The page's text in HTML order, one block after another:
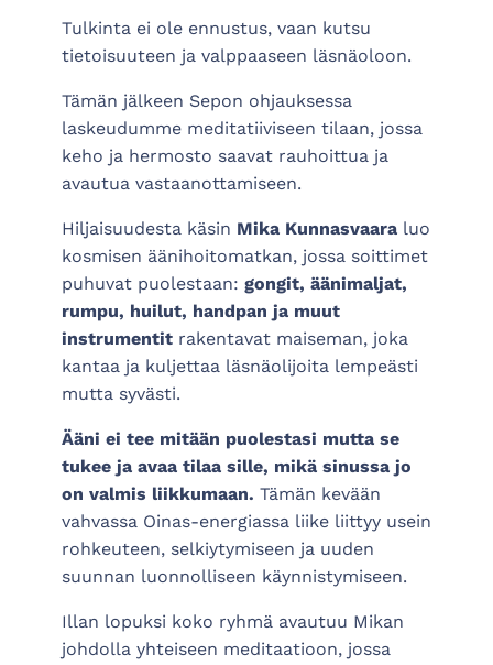
Tulkinta ei ole ennustus, vaan kutsu
tietoisuuteen ja valppaaseen läsnäoloon.
Tämän jälkeen Sepon ohjauksessa
laskeudumme meditatiiviseen tilaan, jossa
keho ja hermosto saavat rauhoittua ja
avautua vastaanottamiseen.
Hiljaisuudesta käsin Mika Kunnasvaara luo
kosmisen äänihoitomatkan, jossa soittimet
puhuvat puolestaan: gongit, äänimaljat,
rumpu, huilut, handpan ja muut
instrumentit rakentavat maiseman, joka
kantaa ja kuljettaa läsnäolijoita lempeästi
mutta syvästi.
Ääni ei tee mitään puolestasi mutta se
tukee ja avaa tilaa sille, mikä sinussa jo
on valmis liikkumaan. Tämän kevään
vahvassa Oinas-energiassa liike liittyy usein
rohkeuteen, selkiytymiseen ja uuden
suunnan luonnolliseen käynnistymiseen.
Illan lopuksi koko ryhmä avautuu Mikan
johdolla yhteiseen meditaatioon, jossa